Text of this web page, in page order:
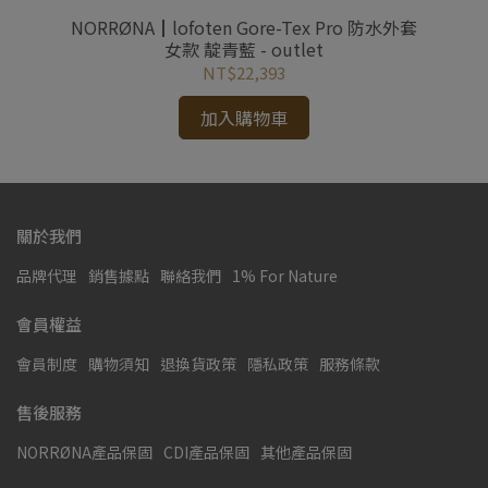
NORRØNA┃lofoten Gore-Tex Pro 防水外套
女款 靛青藍 - outlet
NT$22,393
加入購物車
關於我們
品牌代理 銷售據點 聯絡我們 1% For Nature
會員權益
會員制度 購物須知 退換貨政策 隱私政策 服務條款
售後服務
NORRØNA產品保固 CDI產品保固 其他產品保固